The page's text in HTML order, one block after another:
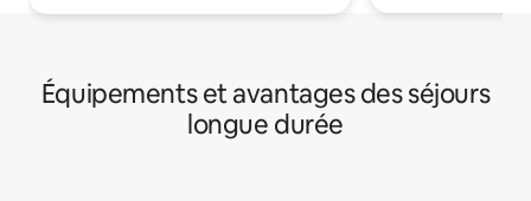
Équipements et avantages des séjours
longue durée